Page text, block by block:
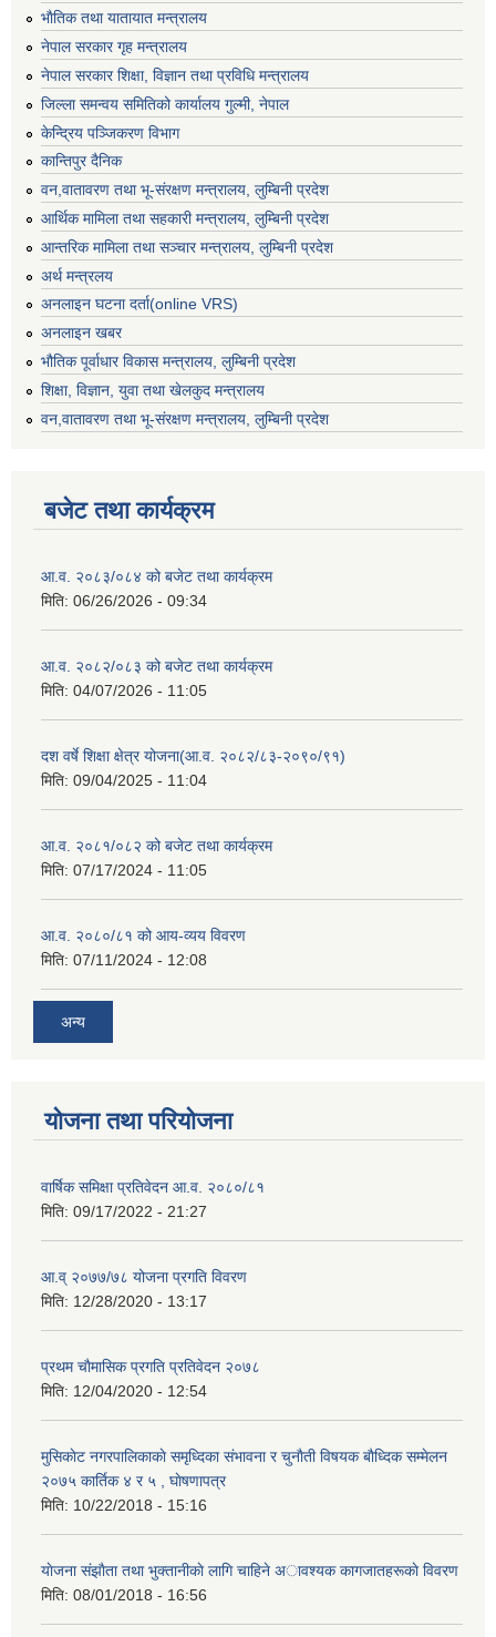
भाैतिक तथा यातायात मन्त्रालय
नेपाल सरकार गृह मन्त्रालय
नेपाल सरकार शिक्षा, विज्ञान तथा प्रविधि मन्त्रालय
जिल्ला समन्वय समितिको कार्यालय गुल्मी, नेपाल
केन्द्रिय पञ्जिकरण विभाग
कान्तिपुर दैनिक
वन,वातावरण तथा भू-संरक्षण मन्त्रालय, लुम्बिनी प्रदेश
आर्थिक मामिला तथा सहकारी मन्त्रालय, लुम्बिनी प्रदेश
आन्तरिक मामिला तथा सञ्चार मन्त्रालय, लुम्बिनी प्रदेश
अर्थ मन्त्रलय
अनलाइन घटना दर्ता(online VRS)
अनलाइन खबर
भौतिक पूर्वाधार विकास मन्त्रालय, लुम्बिनी प्रदेश
शिक्षा, विज्ञान, युवा तथा खेलकुद मन्‍‍त्रालय
वन,वातावरण तथा भू-संरक्षण मन्त्रालय, लुम्बिनी प्रदेश
बजेट तथा कार्यक्रम
आ.व. २०८३/०८४ को बजेट तथा कार्यक्रम
मिति: 06/26/2026 - 09:34
आ.व. २०८२/०८३ को बजेट तथा कार्यक्रम
मिति: 04/07/2026 - 11:05
दश वर्षे शिक्षा क्षेत्र योजना(आ.व. २०८२/८३-२०९०/९१)
मिति: 09/04/2025 - 11:04
आ.व. २०८१/०८२ को बजेट तथा कार्यक्रम
मिति: 07/17/2024 - 11:05
आ.व. २०८०/८१ को आय-व्यय विवरण
मिति: 07/11/2024 - 12:08
अन्य
योजना तथा परियोजना
वार्षिक समिक्षा प्रतिवेदन आ.व. २०८०/८१
मिति: 09/17/2022 - 21:27
आ.व् २०७७/७८ योजना प्रगति विवरण
मिति: 12/28/2020 - 13:17
प्रथम चाैमासिक प्रगति प्रतिवेदन २०७८
मिति: 12/04/2020 - 12:54
मुसिकाेट नगरपालिकाकाे समृध्दिका संभावना र चुनाैती विषयक बाैध्दिक सम्मेलन
२०७५ कार्तिक ४ र ५ , घाेषणापत्र
मिति: 10/22/2018 - 15:16
याेजना संझाैता तथा भुक्तानीकाे लागि चाहिने अावश्यक कागजातहरूकाे विवरण
मिति: 08/01/2018 - 16:56